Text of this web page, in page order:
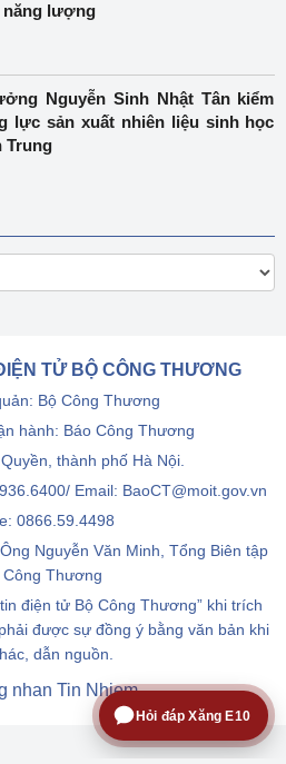
năng lượng
Nguyễn Sinh Nhật Tân kiểm
lực sản xuất nhiên liệu sinh học
Trung
TỬ BỘ CÔNG THƯƠNG
Bộ Công Thương
hành: Báo Công Thương
thành phố Hà Nội.
Email: BaoCT@moit.gov.vn
0866.59.4498
Nguyễn Văn Minh, Tổng Biên tập
Công Thương
điện tử Bộ Công Thương” khi trích
được sự đồng ý bằng văn bản khi
dẫn nguồn.
Hỏi đáp Xăng E10